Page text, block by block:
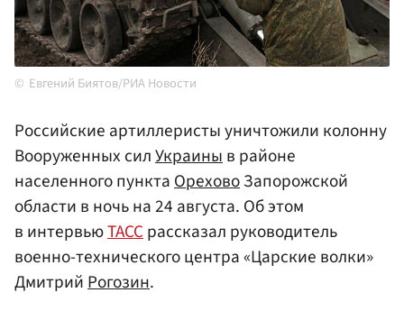
Евгений Биятов/РИА Новости
Российские артиллеристы уничтожили колонну
Вооруженных силУкраиныв районе
населенного пунктаОреховоЗапорожской
области в ночь на 24 августа. Об этом
в интервьюТАССрассказал руководитель
военно-технического центра «Царские волки»
ДмитрийРогозин.